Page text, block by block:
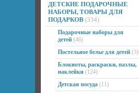
ДЕТСКИЕ ПОДАРОЧНЫЕ
НАБОРЫ, ТОВАРЫ ДЛЯ
ПОДАРКОВ (334)
Подарочные наборы для
детей (46)
Постельное белье для детей (3)
Блокноты, раскраски, пазлы,
наклейки (124)
Детская посуда (11)